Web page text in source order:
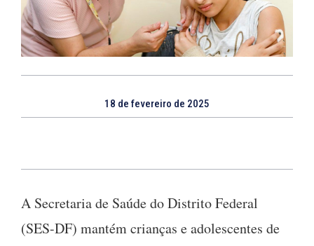
18 de fevereiro de 2025
A Secretaria de Saúde do Distrito Federal
(SES-DF) mantém crianças e adolescentes de